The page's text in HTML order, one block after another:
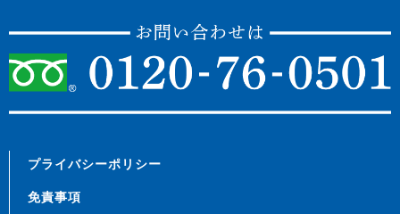
プライバシーポリシー
免責事項